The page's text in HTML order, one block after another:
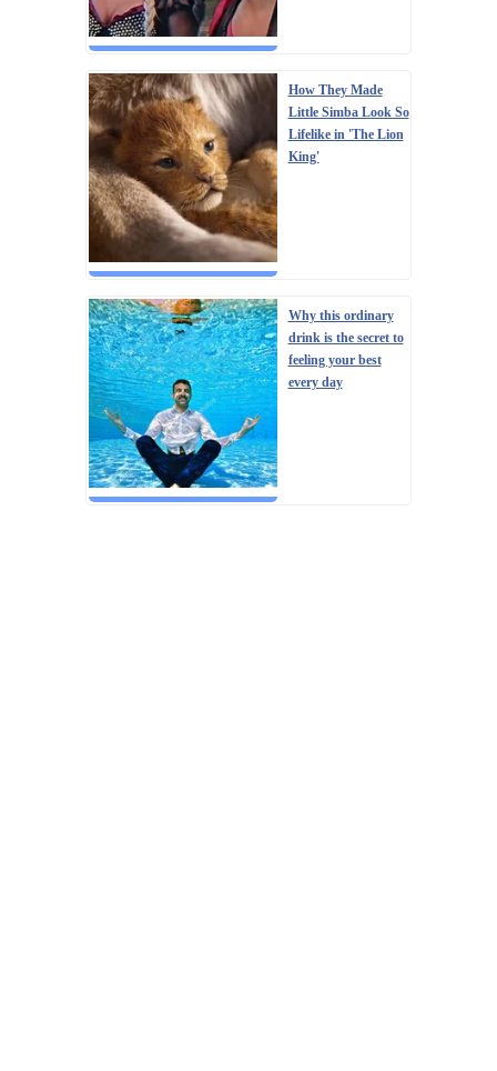
How They Made
Little Simba Look So
Lifelike in 'The Lion
King'
Why this ordinary
drink is the secret to
feeling your best
every day